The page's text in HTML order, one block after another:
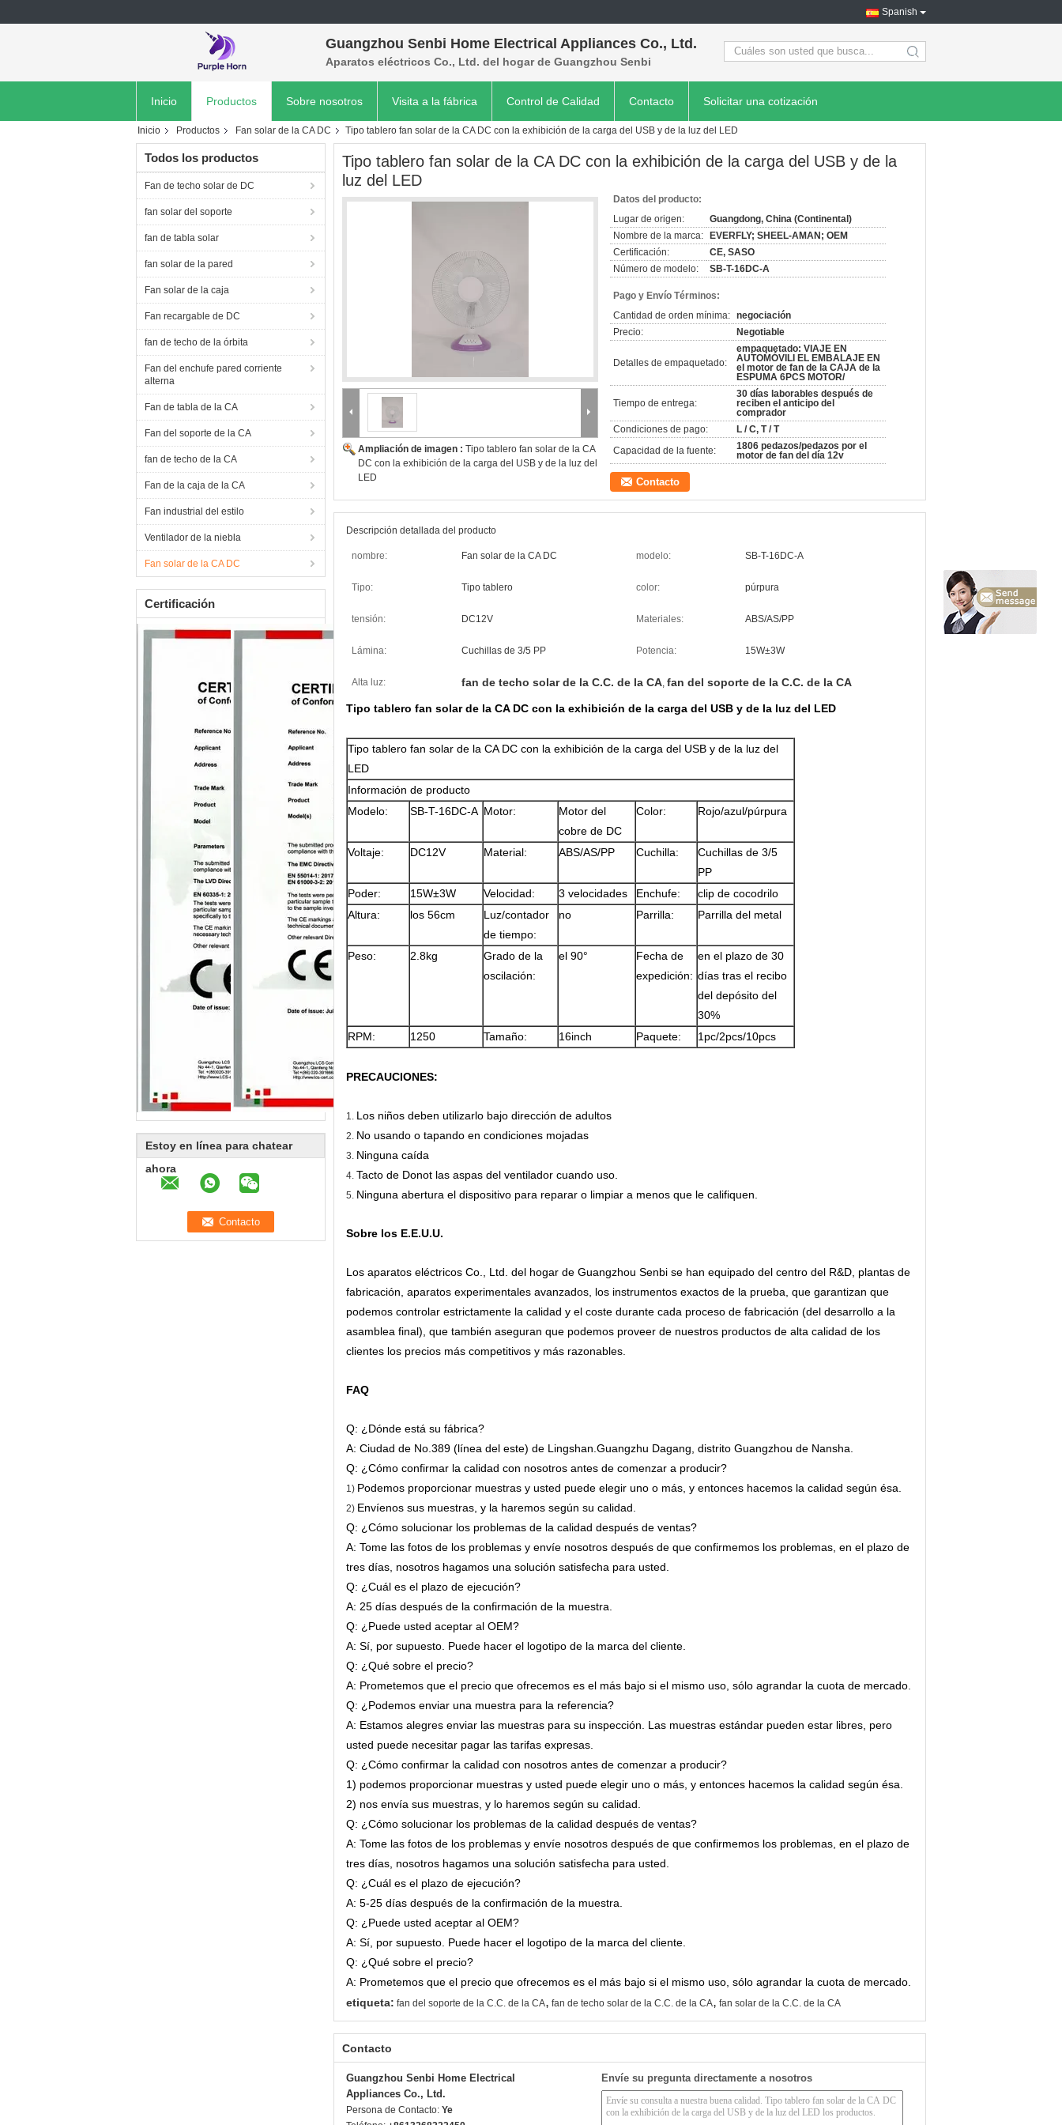
Spanish
Guangzhou Senbi Home Electrical Appliances Co., Ltd.
Aparatos eléctricos Co., Ltd. del hogar de Guangzhou Senbi search
Inicio Productos Sobre nosotros Visita a la fábrica Control de Calidad Contacto Solicitar una cotización
Inicio Productos Fan solar de la CA DC Tipo tablero fan solar de la CA DC con la exhibición de la carga del USB y de la luz del LED
Todos los productos
Fan de techo solar de DC
fan solar del soporte
fan de tabla solar
fan solar de la pared
Fan solar de la caja
Fan recargable de DC
fan de techo de la órbita
Fan del enchufe pared corriente
alterna
Fan de tabla de la CA
Fan del soporte de la CA
fan de techo de la CA
Fan de la caja de la CA
Fan industrial del estilo
Ventilador de la niebla
Fan solar de la CA DC
Certificación
Estoy en línea para chatear
ahora
Tipo tablero fan solar de la CA DC con la exhibición de la carga del USB y de la
luz del LED
Ampliación de imagen : Tipo tablero fan solar de la CA
DC con la exhibición de la carga del USB y de la luz del
LED
Datos del producto:
Lugar de origen:
Guangdong, China (Continental)
Nombre de la marca:
EVERFLY; SHEEL-AMAN; OEM
Certificación:
CE, SASO
Número de modelo:
SB-T-16DC-A
Pago y Envío Términos:
Cantidad de orden mínima: negociación
Precio:
Negotiable
Detalles de empaquetado:
empaquetado: VIAJE EN
AUTOMÓVILI EL EMBALAJE EN
el motor de fan de la CAJA de la
ESPUMA 6PCS MOTOR/
Tiempo de entrega:
30 días laborables después de
reciben el anticipo del
comprador
Condiciones de pago:
L / C, T / T
Capacidad de la fuente:
1806 pedazos/pedazos por el
motor de fan del día 12v
Contacto
Descripción detallada del producto
nombre: Fan solar de la CA DC modelo: SB-T-16DC-A
Tipo: Tipo tablero color: púrpura
tensión: DC12V Materiales: ABS/AS/PP
Lámina: Cuchillas de 3/5 PP Potencia: 15W±3W
Alta luz: fan de techo solar de la C.C. de la CA, fan del soporte de la C.C. de la CA
Tipo tablero fan solar de la CA DC con la exhibición de la carga del USB y de la luz del LED
Tipo tablero fan solar de la CA DC con la exhibición de la carga del USB y de la luz del
LED
Información de producto
Modelo:
SB-T-16DC-A Motor:
Motor del
cobre de DC
Color: Rojo/azul/púrpura
Voltaje: DC12V Material: ABS/AS/PP Cuchilla:
Cuchillas de 3/5
PP
Poder:
15W±3W Velocidad: 3 velocidades Enchufe:
clip de cocodrilo
Altura:
los 56cm
Luz/contador
de tiempo:
no Parrilla: Parrilla del metal
Peso: 2.8kg
Grado de la
oscilación:
el 90°
Fecha de
expedición:
en el plazo de 30
días tras el recibo
del depósito del
30%
RPM:
1250 Tamaño: 16inch Paquete: 1pc/2pcs/10pcs
PRECAUCIONES:
1. Los niños deben utilizarlo bajo dirección de adultos
2. No usando o tapando en condiciones mojadas
3. Ninguna caída
4. Tacto de Donot las aspas del ventilador cuando uso.
5. Ninguna abertura el dispositivo para reparar o limpiar a menos que le califiquen.
Sobre los E.E.U.U.
Los aparatos eléctricos Co., Ltd. del hogar de Guangzhou Senbi se han equipado del centro del R&D, plantas de
fabricación, aparatos experimentales avanzados, los instrumentos exactos de la prueba, que garantizan que
podemos controlar estrictamente la calidad y el coste durante cada proceso de fabricación (del desarrollo a la
asamblea final), que también aseguran que podemos proveer de nuestros productos de alta calidad de los
clientes los precios más competitivos y más razonables.
FAQ
Q: ¿Dónde está su fábrica?
A: Ciudad de No.389 (línea del este) de Lingshan.Guangzhu Dagang, distrito Guangzhou de Nansha.
Q: ¿Cómo confirmar la calidad con nosotros antes de comenzar a producir?
1) Podemos proporcionar muestras y usted puede elegir uno o más, y entonces hacemos la calidad según ésa.
2) Envíenos sus muestras, y la haremos según su calidad.
Q: ¿Cómo solucionar los problemas de la calidad después de ventas?
A: Tome las fotos de los problemas y envíe nosotros después de que confirmemos los problemas, en el plazo de
tres días, nosotros hagamos una solución satisfecha para usted.
Q: ¿Cuál es el plazo de ejecución?
A: 25 días después de la confirmación de la muestra.
Q: ¿Puede usted aceptar al OEM?
A: Sí, por supuesto. Puede hacer el logotipo de la marca del cliente.
Q: ¿Qué sobre el precio?
A: Prometemos que el precio que ofrecemos es el más bajo si el mismo uso, sólo agrandar la cuota de mercado.
Q: ¿Podemos enviar una muestra para la referencia?
A: Estamos alegres enviar las muestras para su inspección. Las muestras estándar pueden estar libres, pero
usted puede necesitar pagar las tarifas expresas.
Q: ¿Cómo confirmar la calidad con nosotros antes de comenzar a producir?
1) podemos proporcionar muestras y usted puede elegir uno o más, y entonces hacemos la calidad según ésa.
2) nos envía sus muestras, y lo haremos según su calidad.
Q: ¿Cómo solucionar los problemas de la calidad después de ventas?
A: Tome las fotos de los problemas y envíe nosotros después de que confirmemos los problemas, en el plazo de
tres días, nosotros hagamos una solución satisfecha para usted.
Q: ¿Cuál es el plazo de ejecución?
A: 5-25 días después de la confirmación de la muestra.
Q: ¿Puede usted aceptar al OEM?
A: Sí, por supuesto. Puede hacer el logotipo de la marca del cliente.
Q: ¿Qué sobre el precio?
A: Prometemos que el precio que ofrecemos es el más bajo si el mismo uso, sólo agrandar la cuota de mercado.
etiqueta: fan del soporte de la C.C. de la CA, fan de techo solar de la C.C. de la CA, fan solar de la C.C. de la CA
Contacto
Guangzhou Senbi Home Electrical
Appliances Co., Ltd.
Persona de Contacto: Ye
Envíe su pregunta directamente a nosotros